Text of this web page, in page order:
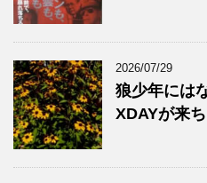
2026/07/29
狼少年には
XDAYが来